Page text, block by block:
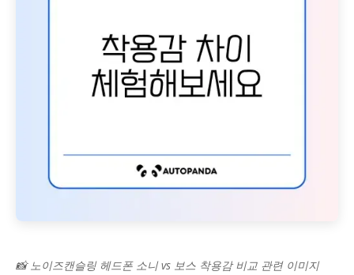
📸 노이즈캔슬링 헤드폰 소니 vs 보스 착용감 비교 관련 이미지